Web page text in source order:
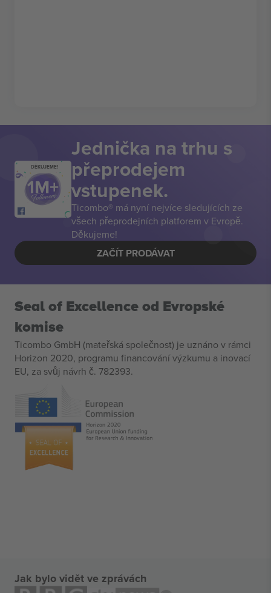
DĚKUJEME!
Jednička na trhu s
přeprodejem
vstupenek.
Ticombo® má nyní nejvíce sledujících ze
všech přeprodejních platforem v Evropě.
Děkujeme!
ZAČÍT PRODÁVAT
Seal of Excellence od Evropské
komise
Ticombo GmbH (mateřská společnost) je uznáno v rámci
Horizon 2020, programu financování výzkumu a inovací
EU, za svůj návrh č. 782393.
Jak bylo vidět ve zprávách